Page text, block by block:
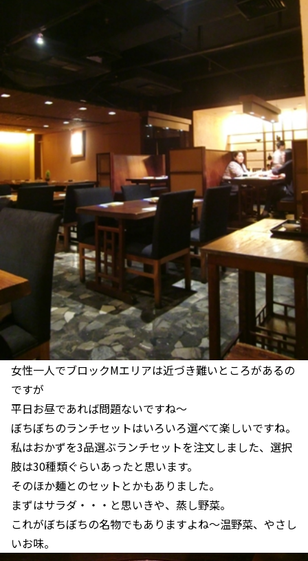
女性一人でブロックMエリアは近づき難いところがあるの
ですが
平日お昼であれば問題ないですね～
ぼちぼちのランチセットはいろいろ選べて楽しいですね。
私はおかずを3品選ぶランチセットを注文しました、選択
肢は30種類ぐらいあったと思います。
そのほか麺とのセットとかもありました。
まずはサラダ・・・と思いきや、蒸し野菜。
これがぼちぼちの名物でもありますよね～温野菜、やさし
いお味。